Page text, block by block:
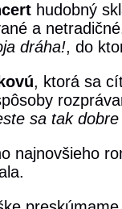
hudobný
a
dráha!, do
, ktorá sa
sa tak
najnovšieho